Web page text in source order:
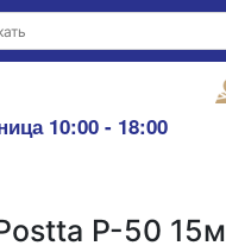
10:00 - 18:00
P-50 15м